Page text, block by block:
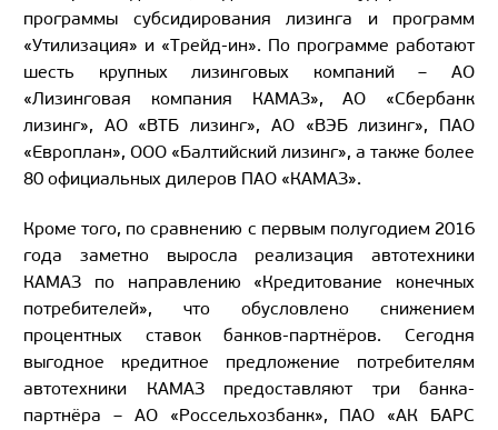
программы субсидирования лизинга и программ
«Утилизация» и «Трейд-ин». По программе работают
шесть крупных лизинговых компаний – АО
«Лизинговая компания КАМАЗ», АО «Сбербанк
лизинг», АО «ВТБ лизинг», АО «ВЭБ лизинг», ПАО
«Европлан», ООО «Балтийский лизинг», а также более
80 официальных дилеров ПАО «КАМАЗ».
Кроме того, по сравнению с первым полугодием 2016
года заметно выросла реализация автотехники
КАМАЗ по направлению «Кредитование конечных
потребителей», что обусловлено снижением
процентных ставок банков-партнёров. Сегодня
выгодное кредитное предложение потребителям
автотехники КАМАЗ предоставляют три банка-
партнёра – АО «Россельхозбанк», ПАО «АК БАРС